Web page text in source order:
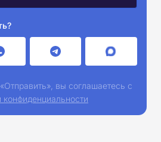
вы соглашаетесь с
конфиденциальности